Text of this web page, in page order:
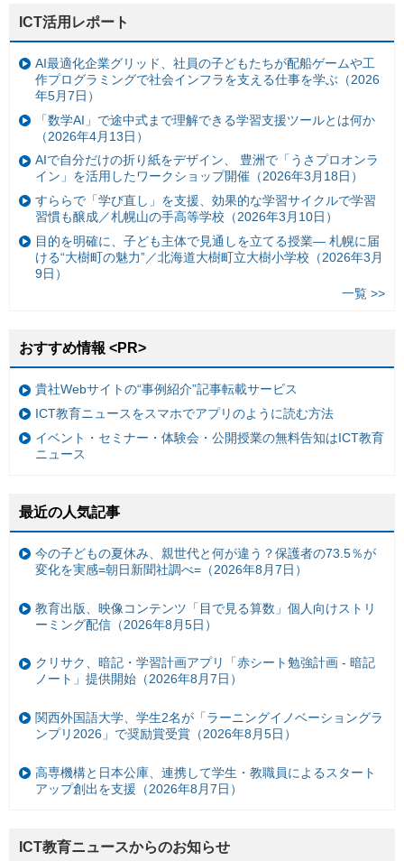
ICT活用レポート
AI最適化企業グリッド、社員の子どもたちが配船ゲームや工
作プログラミングで社会インフラを支える仕事を学ぶ（2026
年5月7日）
「数学AI」で途中式まで理解できる学習支援ツールとは何か
（2026年4月13日）
AIで自分だけの折り紙をデザイン、 豊洲で「うさプロオンラ
イン」を活用したワークショップ開催（2026年3月18日）
すららで「学び直し」を支援、効果的な学習サイクルで学習
習慣も醸成／札幌山の手高等学校（2026年3月10日）
目的を明確に、子ども主体で見通しを立てる授業— 札幌に届
ける“大樹町の魅力”／北海道大樹町立大樹小学校（2026年3月
9日）
一覧 >>
おすすめ情報 <PR>
貴社Webサイトの“事例紹介”記事転載サービス
ICT教育ニュースをスマホでアプリのように読む方法
イベント・セミナー・体験会・公開授業の無料告知はICT教育
ニュース
最近の人気記事
今の子どもの夏休み、親世代と何が違う？保護者の73.5％が
変化を実感=朝日新聞社調べ=（2026年8月7日）
教育出版、映像コンテンツ「目で見る算数」個人向けストリ
ーミング配信（2026年8月5日）
クリサク、暗記・学習計画アプリ「赤シート勉強計画 - 暗記
ノート」提供開始（2026年8月7日）
関西外国語大学、学生2名が「ラーニングイノベーショングラ
ンプリ2026」で奨励賞受賞（2026年8月5日）
高専機構と日本公庫、連携して学生・教職員によるスタート
アップ創出を支援（2026年8月7日）
ICT教育ニュースからのお知らせ